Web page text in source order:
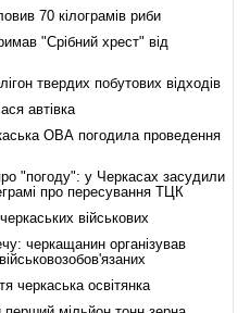
70 кілограмів риби
"Срібний хрест" від
твердих побутових відходів
автівка
ОВА погодила проведення
"погоду": у Черкасах засудили
про пересування ТЦК
військових
черкащанин організував
черкаська освітянка